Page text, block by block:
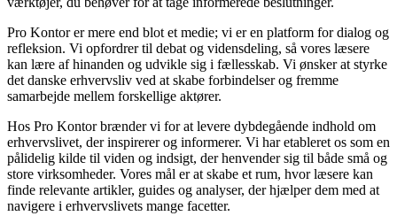
Pro Kontor er mere end blot et medie; vi er en platform for dialog og
refleksion. Vi opfordrer til debat og vidensdeling, så vores læsere
kan lære af hinanden og udvikle sig i fællesskab. Vi ønsker at styrke
det danske erhvervsliv ved at skabe forbindelser og fremme
samarbejde mellem forskellige aktører.
Hos Pro Kontor brænder vi for at levere dybdegående indhold om
erhvervslivet, der inspirerer og informerer. Vi har etableret os som en
pålidelig kilde til viden og indsigt, der henvender sig til både små og
store virksomheder. Vores mål er at skabe et rum, hvor læsere kan
finde relevante artikler, guides og analyser, der hjælper dem med at
navigere i erhvervslivets mange facetter.